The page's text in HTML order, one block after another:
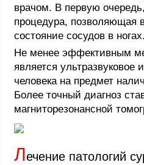
врачом. В первую
процедура, позволяющая
состояние сосудов в ногах.
Не менее эффективным
является ультразвуковое
человека на предмет
Более точный диагноз
магниторезонансной
Лечение патологий